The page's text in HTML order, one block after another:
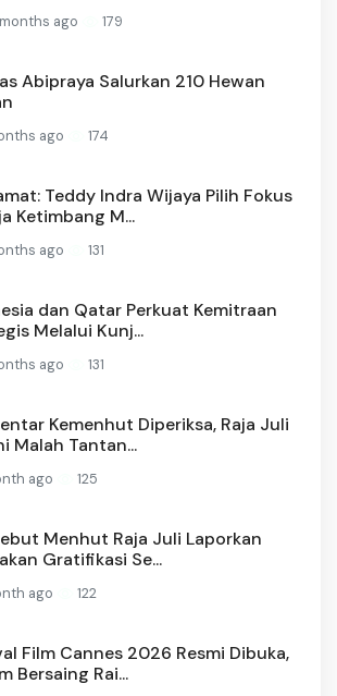
ago 179
Abipraya Salurkan 210 Hewan
ago 174
Teddy Indra Wijaya Pilih Fokus
Ketimbang M...
ago 131
dan Qatar Perkuat Kemitraan
Melalui Kunj...
ago 131
Kemenhut Diperiksa, Raja Juli
Malah Tantan...
ago 125
Menhut Raja Juli Laporkan
Gratifikasi Se...
ago 122
Film Cannes 2026 Resmi Dibuka,
Bersaing Rai...